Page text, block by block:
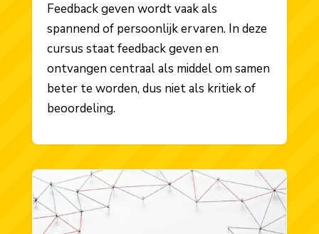
Feedback geven wordt vaak als
spannend of persoonlijk ervaren. In deze
cursus staat feedback geven en
ontvangen centraal als middel om samen
beter te worden, dus niet als kritiek of
beoordeling.